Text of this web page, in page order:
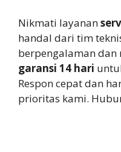
Nikmati layanan
handal dari tim
berpengalaman dan
garansi 14 hari
Respon cepat dan
prioritas kami.